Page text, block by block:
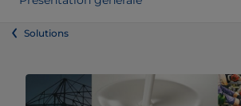
Solutions